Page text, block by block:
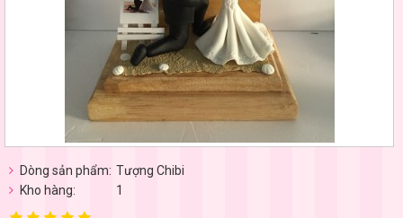
Dòng sản phẩm: Tượng Chibi
Kho hàng:
1